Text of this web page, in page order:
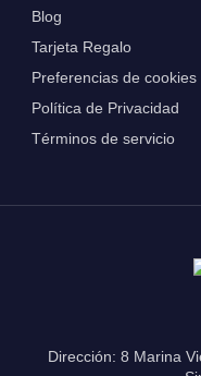
Blog
Tarjeta Regalo
Preferencias de cookies
Política de Privacidad
Términos de servicio
Dirección: 8 Marina